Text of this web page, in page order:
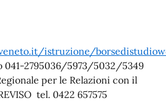
istruzione/
2795036/5973/5032/5349
per le Relazioni con il
tel. 0422 657575